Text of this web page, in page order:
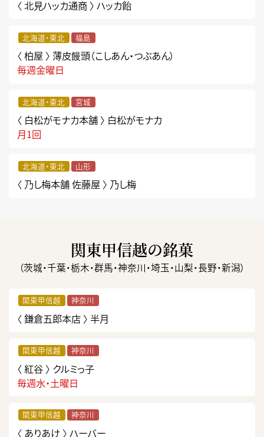
〈 北見ハッカ通商 〉 ハッカ飴
北海道・東北 福島
〈 柏屋 〉 薄皮饅頭（こしあん・つぶあん）
毎週金曜日
北海道・東北 宮城
〈 白松がモナカ本舗 〉 白松がモナカ
月1回
北海道・東北 山形
〈 乃し梅本舗 佐藤屋 〉 乃し梅
関東甲信越の銘菓
（茨城・千葉・栃木・群馬・神奈川・埼玉・山梨・長野・新潟）
関東甲信越 神奈川
〈 鎌倉五郎本店 〉 半月
関東甲信越 神奈川
〈 紅谷 〉 クルミっ子
毎週水・土曜日
関東甲信越 神奈川
〈 ありあけ 〉 ハーバー